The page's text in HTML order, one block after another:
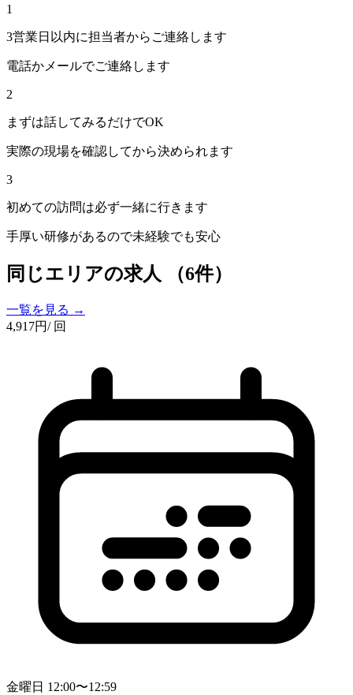
1
3営業日以内に担当者からご連絡します
電話かメールでご連絡します
2
まずは話してみるだけでOK
実際の現場を確認してから決められます
3
初めての訪問は必ず一緒に行きます
手厚い研修があるので未経験でも安心
同じエリアの求人 （6件）
一覧を見る →
4,917円/ 回
金曜日 12:00〜12:59